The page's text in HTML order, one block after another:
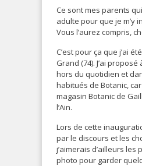
Ce sont mes parents
adulte pour que je m’y
Vous l’aurez compris,
C’est pour ça que j’ai
Grand (74). J’ai
hors du quotidien et
habitués de Botanic,
magasin Botanic de
l’Ain.
Lors de cette
par le discours et les
j’aimerais d’ailleurs
photo pour garder